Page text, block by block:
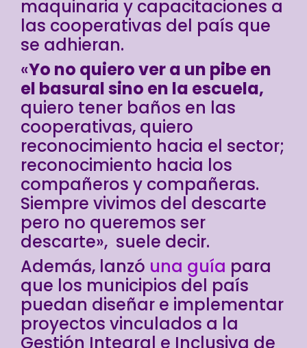
maquinaria y capacitaciones a
las cooperativas del país que
se adhieran.
«Yo no quiero ver a un pibe en
el basural sino en la escuela,
quiero tener baños en las
cooperativas, quiero
reconocimiento hacia el sector;
reconocimiento hacia los
compañeros y compañeras.
Siempre vivimos del descarte
pero no queremos ser
descarte», suele decir.
Además, lanzó una guía para
que los municipios del país
puedan diseñar e implementar
proyectos vinculados a la
Gestión Integral e Inclusiva de